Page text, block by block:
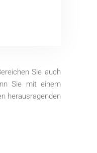
Sie auch
Sie mit einem
herausragenden